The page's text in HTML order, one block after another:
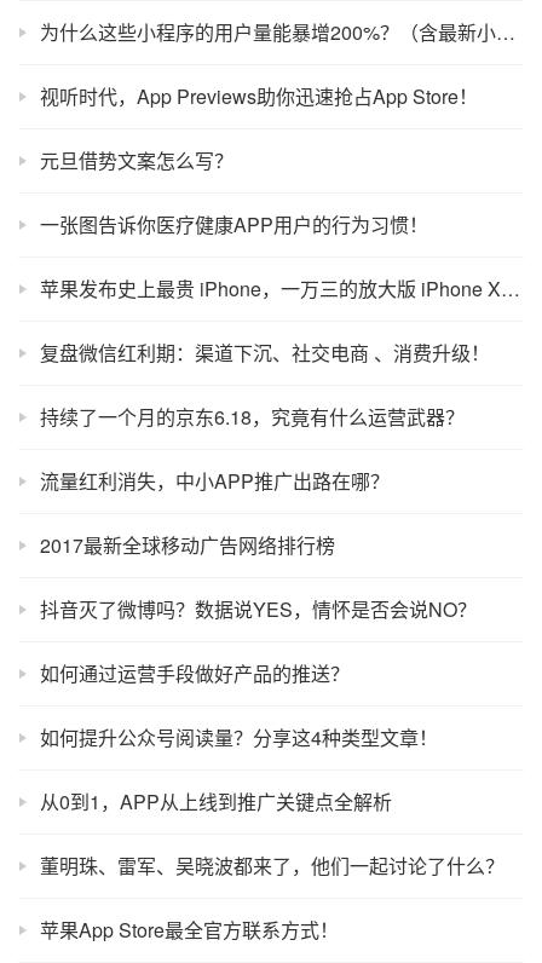
为什么这些小程序的用户量能暴增200%？（含最新小程序TOP100）
视听时代，App Previews助你迅速抢占App Store！
元旦借势文案怎么写？
一张图告诉你医疗健康APP用户的行为习惯！
苹果发布史上最贵 iPhone，一万三的放大版 iPhone X，值吗？
复盘微信红利期：渠道下沉、社交电商 、消费升级！
持续了一个月的京东6.18，究竟有什么运营武器？
流量红利消失，中小APP推广出路在哪？
2017最新全球移动广告网络排行榜
抖音灭了微博吗？数据说YES，情怀是否会说NO？
如何通过运营手段做好产品的推送？
如何提升公众号阅读量？分享这4种类型文章！
从0到1，APP从上线到推广关键点全解析
董明珠、雷军、吴晓波都来了，他们一起讨论了什么？
苹果App Store最全官方联系方式！